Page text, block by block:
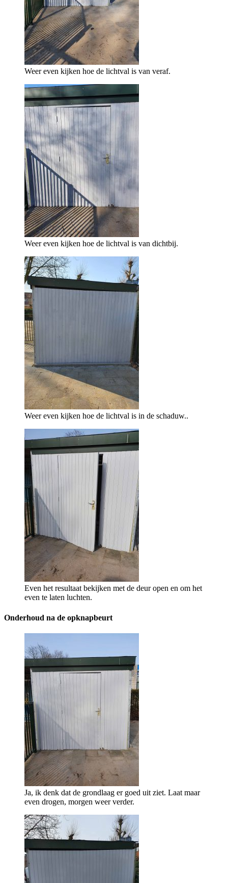
Weer even kijken hoe de lichtval is van veraf.
Weer even kijken hoe de lichtval is van dichtbij.
Weer even kijken hoe de lichtval is in de schaduw..
Even het resultaat bekijken met de deur open en om het
even te laten luchten.
Onderhoud na de opknapbeurt
Ja, ik denk dat de grondlaag er goed uit ziet. Laat maar
even drogen, morgen weer verder.